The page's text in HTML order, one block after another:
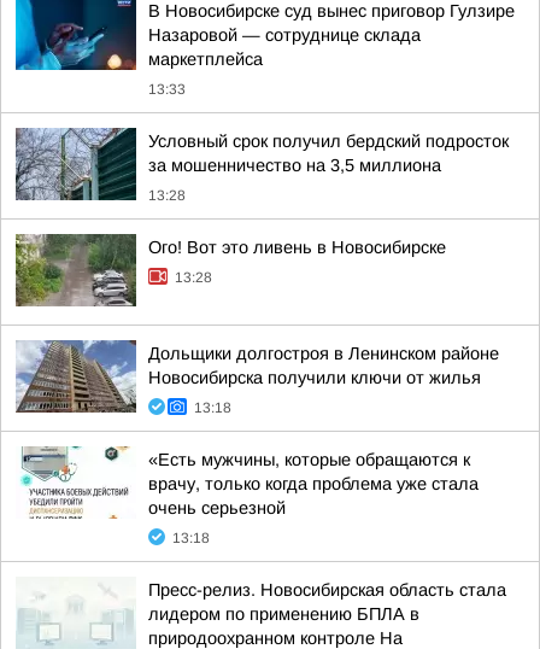
В Новосибирске суд вынес приговор Гулзире
Назаровой — сотруднице склада
маркетплейса
13:33
Условный срок получил бердский подросток
за мошенничество на 3,5 миллиона
13:28
Ого! Вот это ливень в Новосибирске
13:28
Дольщики долгостроя в Ленинском районе
Новосибирска получили ключи от жилья
13:18
«Есть мужчины, которые обращаются к
врачу, только когда проблема уже стала
очень серьезной
13:18
Пресс-релиз. Новосибирская область стала
лидером по применению БПЛА в
природоохранном контроле На